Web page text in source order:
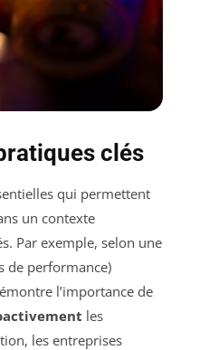
clés
qui permettent
un contexte
Par exemple, selon une
de performance)
l’importance de
les
les entreprises